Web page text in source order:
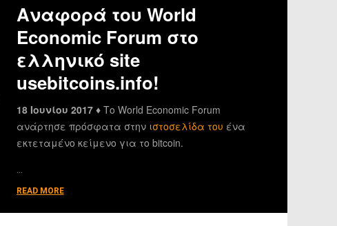
Αναφορά του World
Economic Forum στο
ελληνικό site
usebitcoins.info!
18 Ιουνίου 2017 ♦ Το World Economic Forum
ανάρτησε πρόσφατα στην ιστοσελίδα του ένα
εκτεταμένο κείμενο για το bitcoin.
READ MORE